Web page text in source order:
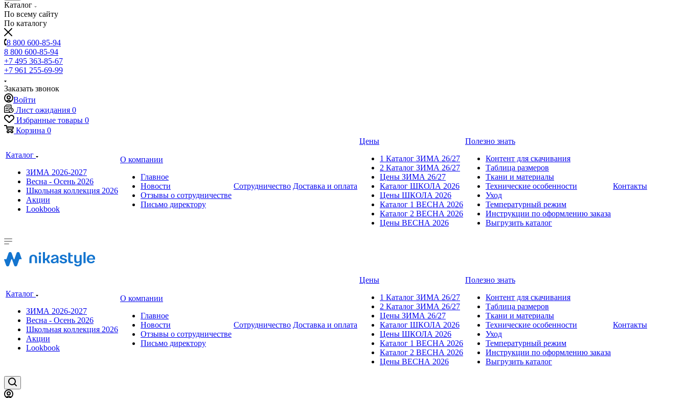
Каталог
По всему сайту
По каталогу
8 800 600-85-94
8 800 600-85-94
+7 495 363-85-67
+7 961 255-69-99
Заказать звонок
Войти
Лист ожидания 0
Избранные товары 0
Корзина 0
Каталог
ЗИМА 2026-2027
Весна - Осень 2026
Школьная коллекция 2026
Акции
Lookbook
О компании
Главное
Новости
Отзывы о сотрудничестве
Письмо директору
Сотрудничество Доставка и оплата
Цены
1 Каталог ЗИМА 26/27
2 Каталог ЗИМА 26/27
Цены ЗИМА 26/27
Каталог ШКОЛА 2026
Цены ШКОЛА 2026
Каталог 1 ВЕСНА 2026
Каталог 2 ВЕСНА 2026
Цены ВЕСНА 2026
Полезно знать
Контент для скачивания
Таблица размеров
Ткани и материалы
Технические особенности
Уход
Температурный режим
Инструкции по оформлению заказа
Выгрузить каталог
Контакты
Каталог
ЗИМА 2026-2027
Весна - Осень 2026
Школьная коллекция 2026
Акции
Lookbook
О компании
Главное
Новости
Отзывы о сотрудничестве
Письмо директору
Сотрудничество Доставка и оплата
Цены
1 Каталог ЗИМА 26/27
2 Каталог ЗИМА 26/27
Цены ЗИМА 26/27
Каталог ШКОЛА 2026
Цены ШКОЛА 2026
Каталог 1 ВЕСНА 2026
Каталог 2 ВЕСНА 2026
Цены ВЕСНА 2026
Полезно знать
Контент для скачивания
Таблица размеров
Ткани и материалы
Технические особенности
Уход
Температурный режим
Инструкции по оформлению заказа
Выгрузить каталог
Контакты